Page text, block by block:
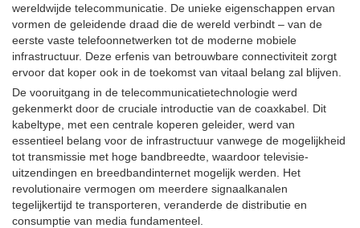
wereldwijde telecommunicatie. De unieke eigenschappen ervan
vormen de geleidende draad die de wereld verbindt – van de
eerste vaste telefoonnetwerken tot de moderne mobiele
infrastructuur. Deze erfenis van betrouwbare connectiviteit zorgt
ervoor dat koper ook in de toekomst van vitaal belang zal blijven.
De vooruitgang in de telecommunicatietechnologie werd
gekenmerkt door de cruciale introductie van de coaxkabel. Dit
kabeltype, met een centrale koperen geleider, werd van
essentieel belang voor de infrastructuur vanwege de mogelijkheid
tot transmissie met hoge bandbreedte, waardoor televisie-
uitzendingen en breedbandinternet mogelijk werden. Het
revolutionaire vermogen om meerdere signaalkanalen
tegelijkertijd te transporteren, veranderde de distributie en
consumptie van media fundamenteel.